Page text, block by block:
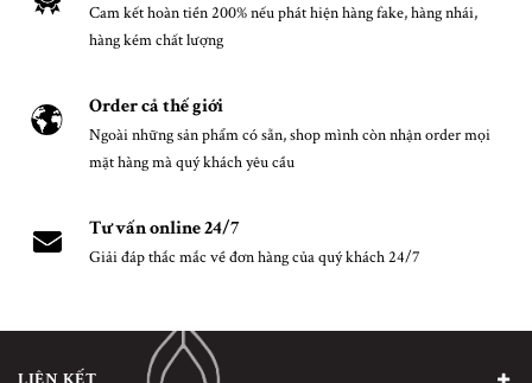
Cam kết hoàn tiền 200% nếu phát hiện hàng fake, hàng nhái,
hàng kém chất lượng
Order cả thế giới
Ngoài những sản phẩm có sẵn, shop mình còn nhận order mọi
mặt hàng mà quý khách yêu cầu
Tư vấn online 24/7
Giải đáp thắc mắc về đơn hàng của quý khách 24/7